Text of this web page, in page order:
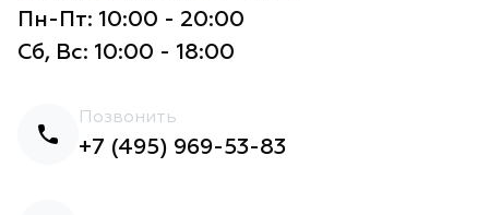
Пн-Пт: 10:00 - 20:00
Сб, Вс: 10:00 - 18:00
Позвонить
+7 (495) 969-53-83